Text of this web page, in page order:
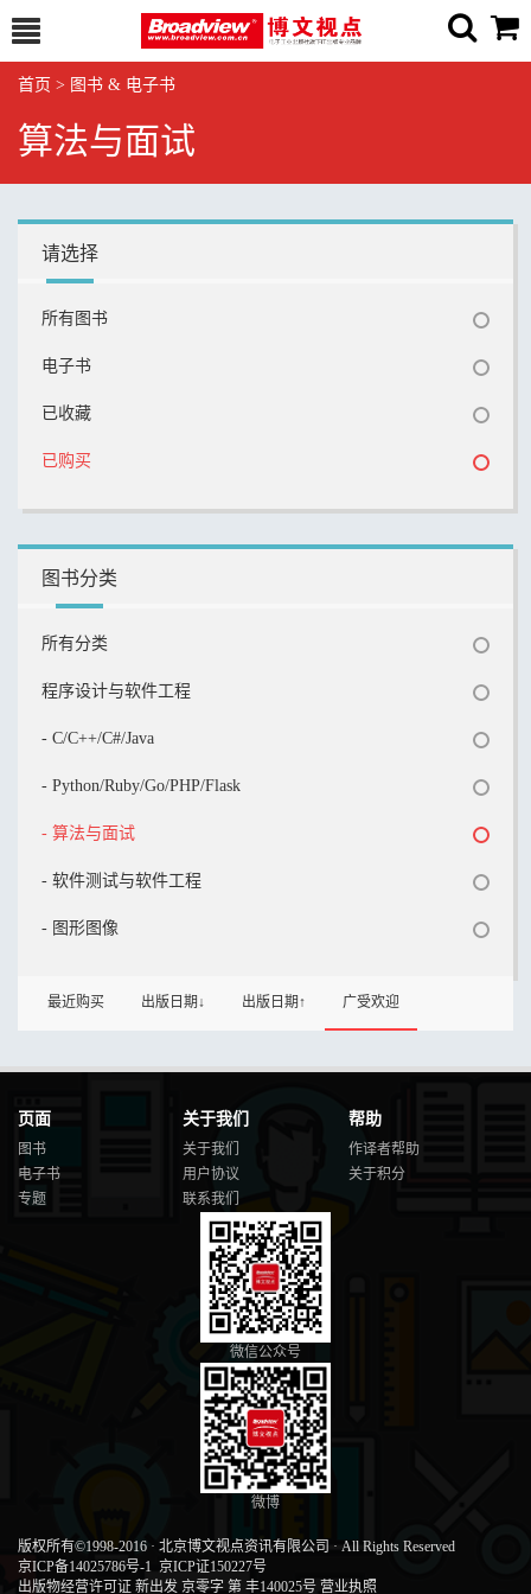
首页 > 图书 & 电子书
算法与面试
请选择
所有图书
电子书
已收藏
已购买
图书分类
所有分类
程序设计与软件工程
- C/C++/C#/Java
- Python/Ruby/Go/PHP/Flask
- 算法与面试
- 软件测试与软件工程
- 图形图像
最近购买 出版日期↓ 出版日期↑ 广受欢迎
页面
图书
电子书
专题
关于我们
关于我们
用户协议
联系我们
帮助
作译者帮助
关于积分
微信公众号
微博
版权所有©1998-2016 · 北京博文视点资讯有限公司 · All Rights Reserved
京ICP备14025786号-1 京ICP证150227号
出版物经营许可证 新出发 京零字 第 丰140025号 营业执照